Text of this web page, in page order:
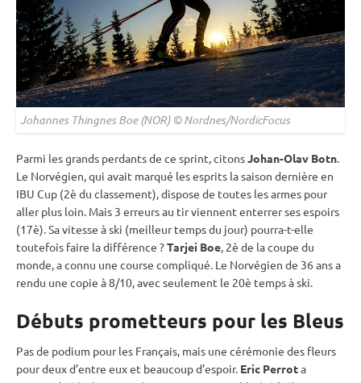
Johannes Thingnes Boe (NOR) © Nordnes/NordicFocus
Parmi les grands perdants de ce sprint, citonsJohan-Olav Botn.
Le Norvégien, qui avait marqué les esprits la saison dernière en
IBU Cup (2è du classement), dispose de toutes les armes pour
aller plus loin. Mais 3 erreurs au tir viennent enterrer ses espoirs
(17è). Sa vitesse à ski (meilleur temps du jour) pourra-t-elle
toutefois faire la différence ?Tarjei Boe, 2è de lacoupe du
monde, a connu une course compliqué. Le Norvégien de 36 ans a
rendu une copie à 8/10, avec seulement le 20è temps à ski.
Débuts prometteurs pour les Bleus
Pas de podium pour les Français, mais une cérémonie des fleurs
pour deux d’entre eux et beaucoup d’espoir. Eric Perrota